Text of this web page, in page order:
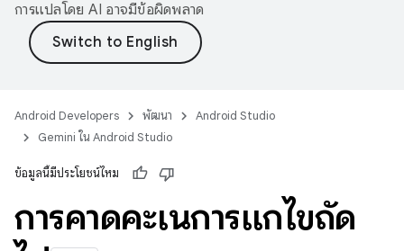
การแปลโดย AI อาจมีข้อผิดพลาด
Android Developers พัฒนา
Android Studio
Gemini ใน Android Studio
ข้อมูลนี้มีประโยชน์ไหม
การคาดคะเนการแก้ไขถัด